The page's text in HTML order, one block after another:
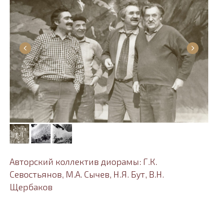
Авторский коллектив диорамы: Г.К.
Севостьянов, М.А. Сычев, Н.Я. Бут, В.Н.
Щербаков